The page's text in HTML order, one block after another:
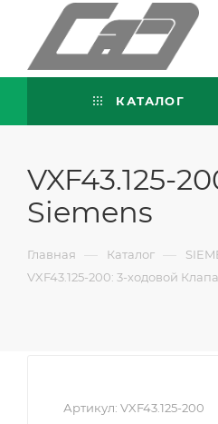
КАТАЛОГ
VXF43.125-
Siemens
Главная — Каталог —
VXF43.125-200: 3-ходовой
Артикул: VXF43.125-200